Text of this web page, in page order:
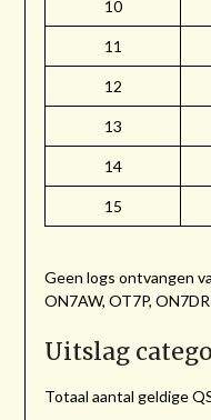
10
11
12
13
14
15
Geen logs ontvangen
ON7AW, OT7P,
Uitslag
Totaal aantal geldige